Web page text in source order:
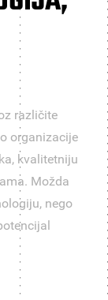
različite
organizacije
kvalitetniju
Možda
nego